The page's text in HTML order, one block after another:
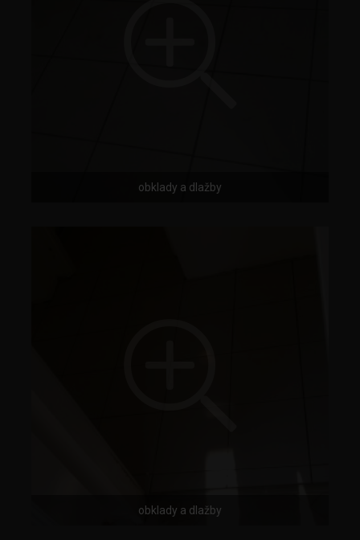
obklady a dlažby
obklady a dlažby